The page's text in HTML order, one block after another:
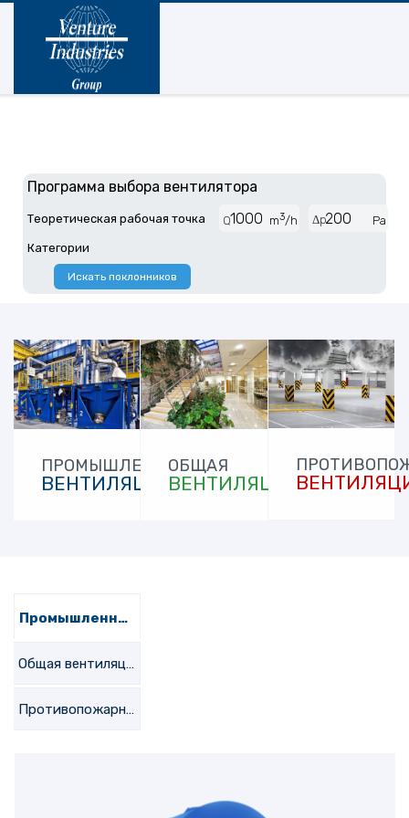
Программа выбора вентилятора
Теоретическая рабочая точка Q m3/h Δp
Pa
Категории
Искать поклонников
ПРОМЫШЛЕННАЯ
ВЕНТИЛЯЦИЯ
ОБЩАЯ
ВЕНТИЛЯЦИЯ
Промышленная вентиляция
Общая вентиляция
Противопожарная вентиляция